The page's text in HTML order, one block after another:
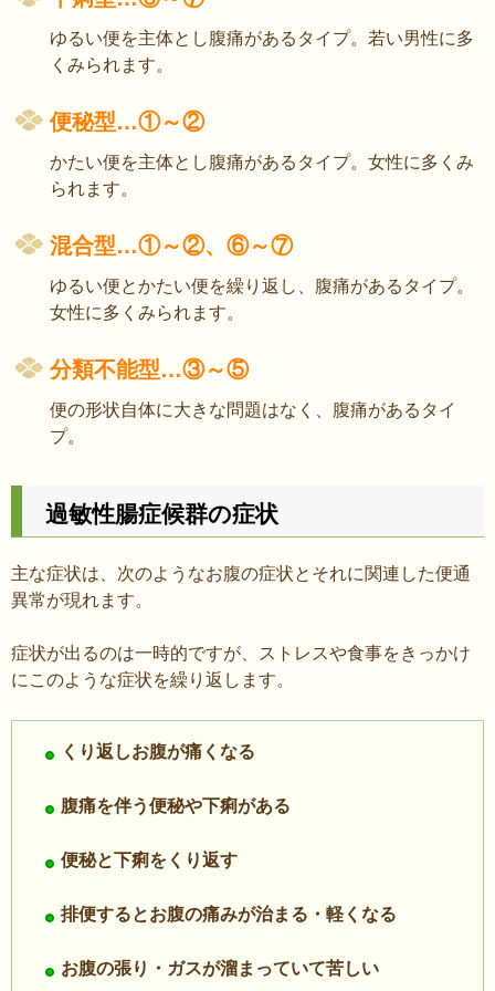
ゆるい便を主体とし腹痛があるタイプ。若い男性に多
くみられます。
便秘型…①～②
かたい便を主体とし腹痛があるタイプ。女性に多くみ
られます。
混合型…①～②、⑥～⑦
ゆるい便とかたい便を繰り返し、腹痛があるタイプ。
女性に多くみられます。
分類不能型…③～⑤
便の形状自体に大きな問題はなく、腹痛があるタイ
プ。
過敏性腸症候群の症状
主な症状は、次のようなお腹の症状とそれに関連した便通
異常が現れます。
症状が出るのは一時的ですが、ストレスや食事をきっかけ
にこのような症状を繰り返します。
くり返しお腹が痛くなる
腹痛を伴う便秘や下痢がある
便秘と下痢をくり返す
排便するとお腹の痛みが治まる・軽くなる
お腹の張り・ガスが溜まっていて苦しい